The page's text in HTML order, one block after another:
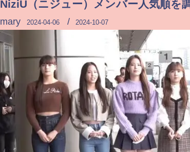
NiziU（ニジュー）メンバー人気順を
mary 2024-04-06 / 2024-10-07